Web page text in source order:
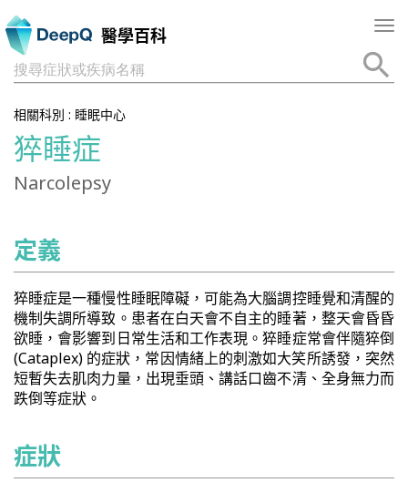
醫學百科
搜尋症狀或疾病名稱
相關科別 : 睡眠中心
猝睡症
Narcolepsy
定義
猝睡症是一種慢性睡眠障礙，可能為大腦調控睡覺和清醒的
機制失調所導致。患者在白天會不自主的睡著，整天會昏昏
欲睡，會影響到日常生活和工作表現。猝睡症常會伴隨猝倒
(Cataplex) 的症狀，常因情緒上的刺激如大笑所誘發，突然
短暫失去肌肉力量，出現垂頭、講話口齒不清、全身無力而
跌倒等症狀。
症狀